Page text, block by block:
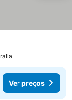
Ver preços